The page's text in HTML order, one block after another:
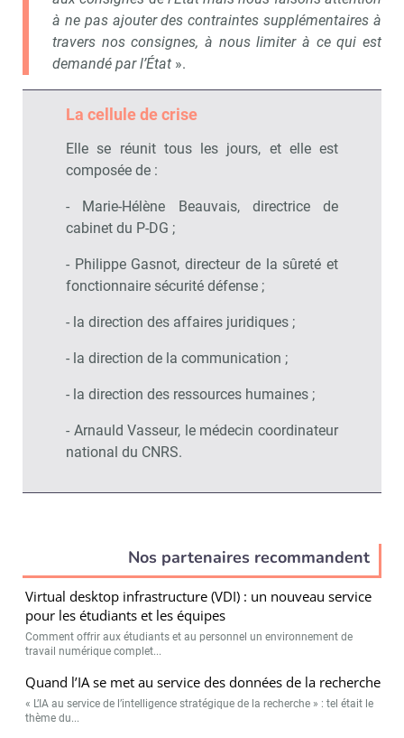
à ne pas ajouter des contraintes supplémentaires à
travers nos consignes, à nous limiter à ce qui est
demandé par l’État ».
La cellule de crise
Elle se réunit tous les jours, et elle est
composée de :
- Marie-Hélène Beauvais, directrice de
cabinet du P-DG ;
- Philippe Gasnot, directeur de la sûreté et
fonctionnaire sécurité défense ;
- la direction des affaires juridiques ;
- la direction de la communication ;
- la direction des ressources humaines ;
- Arnauld Vasseur, le médecin coordinateur
national du CNRS.
Nos partenaires recommandent
Virtual desktop infrastructure (VDI) : un nouveau service
pour les étudiants et les équipes
Comment offrir aux étudiants et au personnel un environnement de
travail numérique complet...
Quand l’IA se met au service des données de la recherche
« L’IA au service de l’intelligence stratégique de la recherche » : tel était le
thème du...
Recevoir Campus Matin
Valider
Non merci, je reçois déjà